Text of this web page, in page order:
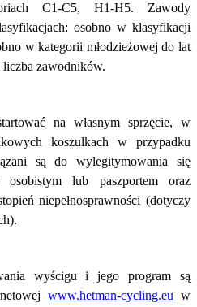
C1-C5, H1-H5. Zawody
osobno w klasyfikacji
w kategorii młodzieżowej do lat
liczba zawodników.
na własnym sprzęcie, w
koszulkach w przypadku
są do wylegitymowania się
osobistym lub paszportem oraz
niepełnosprawności (dotyczy
wyścigu i jego program są
www.hetman-cycling.eu w